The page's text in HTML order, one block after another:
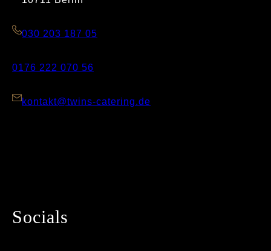
030 203 187 05
0176 222 070 56
kontakt@twins-catering.de
Socials